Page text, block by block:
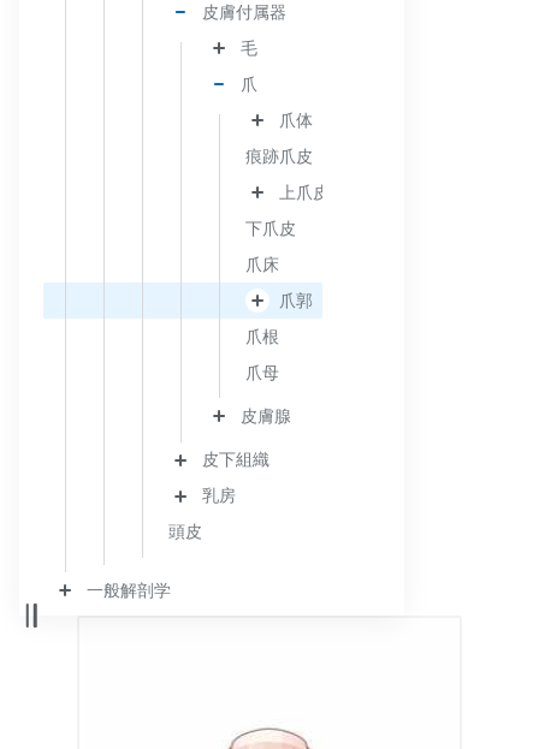
皮膚付属器
毛
爪
爪体
痕跡爪皮
上爪皮
下爪皮
爪床
爪郭
爪根
爪母
皮膚腺
皮下組織
乳房
頭皮
一般解剖学